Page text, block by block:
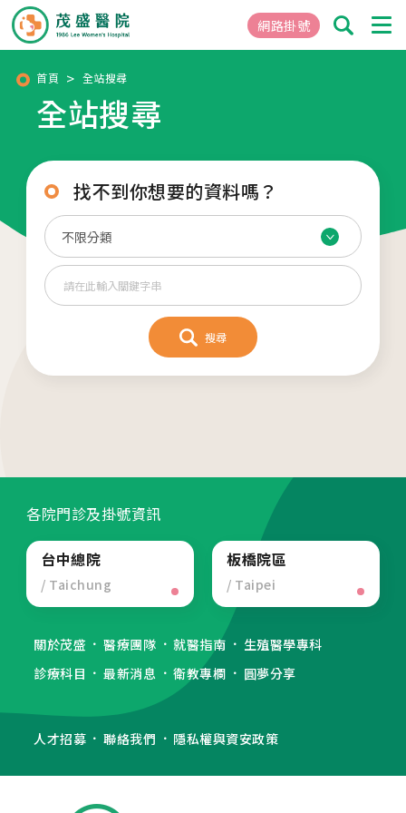
網路掛號
01 關於茂盛
茂盛院長
年度大事紀
醫院環境與設備
03 就醫指南
05 診療科目
06
07 衛教資訊
08 圓夢分享
各院門診及掛號資訊
首頁 全站搜尋
全站搜尋
找不到你想要的資料嗎？
搜尋
各院門診及掛號資訊
台中總院
/ Taichung
板橋院區
/ Taipei
關於茂盛 醫療團隊 就醫指南
生殖醫學專科
診療科目
最新消息 衛教專欄 圓夢分享
人才招募 聯絡我們 隱私權與資安政策